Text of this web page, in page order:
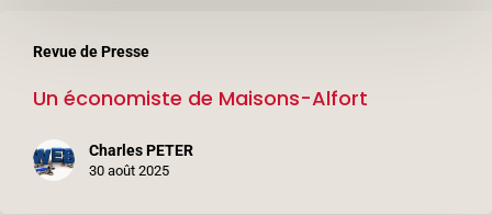
Revue de Presse
économiste
Alfort
Un économiste de Maisons-Alfort
Charles PETER
30 août 2025